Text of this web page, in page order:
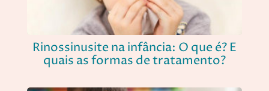
Rinossinusite na infância: O que é? E
quais as formas de tratamento?